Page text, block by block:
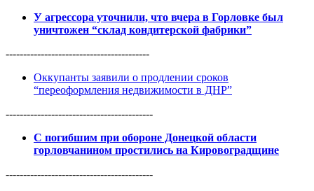
У агрессора уточнили, что вчера в Горловке был
уничтожен “склад кондитерской фабрики”
-----------------------------------------
Оккупанты заявили о продлении сроков
“переоформления недвижимости в ДНР”
------------------------------------------
С погибшим при обороне Донецкой области
горловчанином простились на Кировоградщине
------------------------------------------